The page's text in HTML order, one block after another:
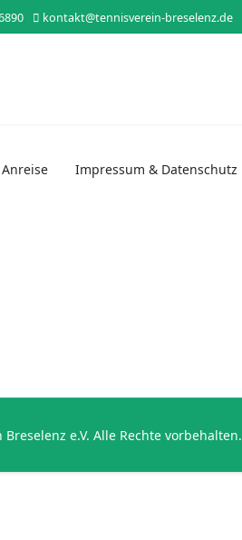
kontakt@tennisverein-breselenz.de
Impressum & Datenschutz
e.V. Alle Rechte vorbehalten.